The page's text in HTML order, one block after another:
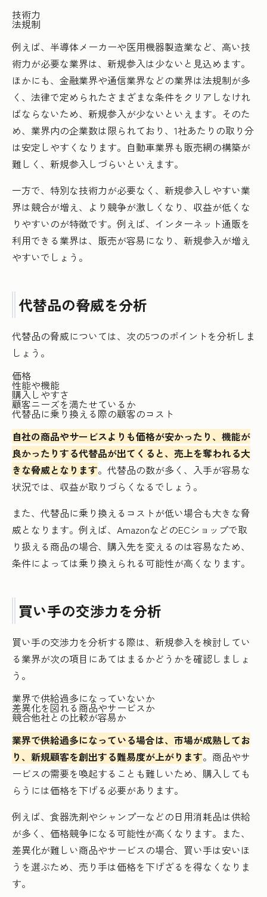
技術力
法規制
例えば、半導体メーカーや医用機器製造業など、高い技
術力が必要な業界は、新規参入は少ないと見込めます。
ほかにも、金融業界や通信業界などの業界は法規制が多
く、法律で定められたさまざまな条件をクリアしなけれ
ばならないため、新規参入が少ないといえます。そのた
め、業界内の企業数は限られており、1社あたりの取り分
は安定しやすくなります。自動車業界も販売網の構築が
難しく、新規参入しづらいといえます。
一方で、特別な技術力が必要なく、新規参入しやすい業
界は競合が増え、より競争が激しくなり、収益が低くな
りやすいのが特徴です。例えば、インターネット通販を
利用できる業界は、販売が容易になり、新規参入が増え
やすいでしょう。
代替品の脅威を分析
代替品の脅威については、次の5つのポイントを分析しま
しょう。
価格
性能や機能
購入しやすさ
顧客ニーズを満たせているか
代替品に乗り換える際の顧客のコスト
自社の商品やサービスよりも価格が安かったり、機能が
良かったりする代替品が出てくると、売上を奪われる大
きな脅威となります。代替品の数が多く、入手が容易な
状況では、収益が取りづらくなるでしょう。
また、代替品に乗り換えるコストが低い場合も大きな脅
威となります。例えば、AmazonなどのECショップで取
り扱える商品の場合、購入先を変えるのは容易なため、
条件によっては乗り換えられる可能性が高くなります。
買い手の交渉力を分析
買い手の交渉力を分析する際は、新規参入を検討してい
る業界が次の項目にあてはまるかどうかを確認しましょ
う。
業界で供給過多になっていないか
差異化を図れる商品やサービスか
競合他社との比較が容易か
業界で供給過多になっている場合は、市場が成熟してお
り、新規顧客を創出する難易度が上がります。商品やサ
ービスの需要を喚起することも難しいため、購入しても
らうには価格を下げる必要があります。
例えば、食器洗剤やシャンプーなどの日用消耗品は供給
が多く、価格競争になる可能性が高くなります。また、
差異化が難しい商品やサービスの場合、買い手は安いほ
うを選ぶため、売り手は価格を下げざるを得なくなりま
す。